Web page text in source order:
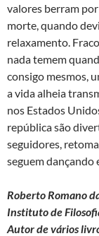
valores berram
morte, quando
relaxamento.
nada temem
consigo mesmos,
a vida alheia
nos Estados
república são
seguidores,
seguem dançando
Roberto Romano
Instituto de
Autor de vários